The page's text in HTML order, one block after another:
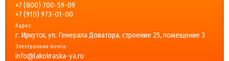
+7 (800) 700-59-09
+7 (910) 973-01-00
Адрес:
г. Иркутск, ул. Генерала Доватора, строение 25, помещение 3
Электронная почта:
info@lakokraska-ya.ru